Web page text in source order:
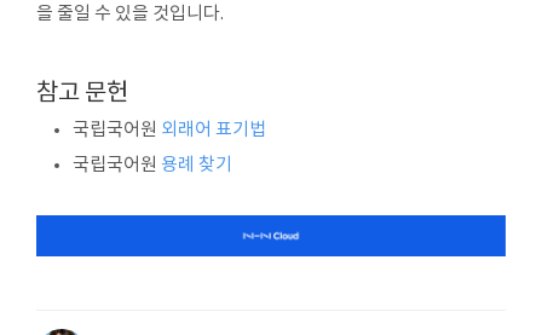
을 줄일 수 있을 것입니다.
참고 문헌
국립국어원 외래어 표기법
국립국어원 용례 찾기